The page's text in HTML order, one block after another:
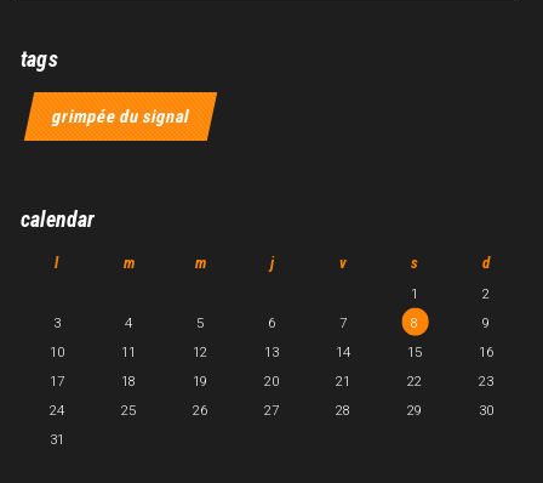
tags
grimpée du signal
calendar
l m m j v s d
1
2
3
4 5 6 7 8
9
10
11 12 13 14 15
16
17
18 19 20 21 22
23
24
25 26 27 28 29
30
31